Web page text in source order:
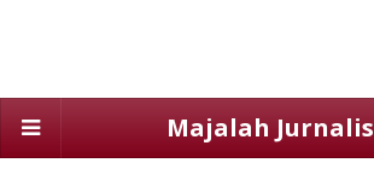
Majalah Jurnalis